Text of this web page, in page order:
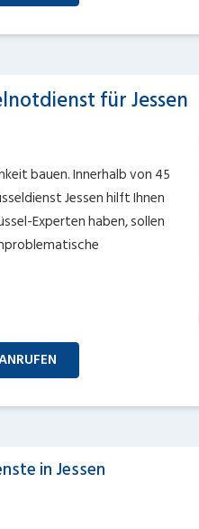
für Jessen
bauen. Innerhalb von 45
Jessen hilft Ihnen
Experten haben, sollen
in Jessen